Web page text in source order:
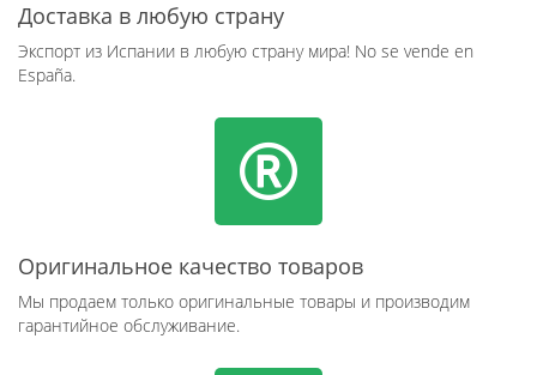
Доставка в любую страну
Экспорт из Испании в любую страну мира! No se vende en
España.
Оригинальное качество товаров
Мы продаем только оригинальные товары и производим
гарантийное обслуживание.